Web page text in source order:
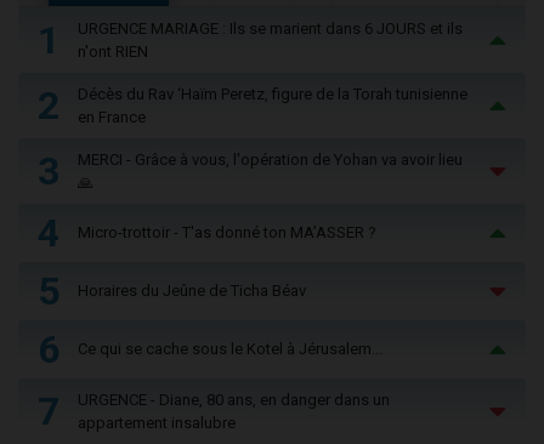
1
URGENCE MARIAGE : Ils se marient dans 6 JOURS et ils
n'ont RIEN
2
Décès du Rav ‘Haïm Peretz, figure de la Torah tunisienne
en France
3
MERCI - Grâce à vous, l'opération de Yohan va avoir lieu
🙏
4 Micro-trottoir - T'as donné ton MA’ASSER ?
5 Horaires du Jeûne de Ticha Béav
6 Ce qui se cache sous le Kotel à Jérusalem...
7
URGENCE - Diane, 80 ans, en danger dans un
appartement insalubre